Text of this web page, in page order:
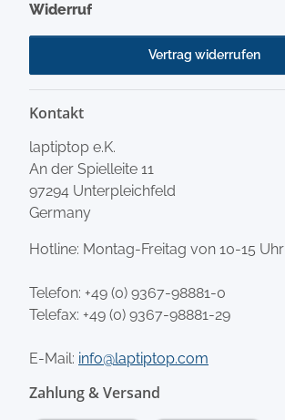
Widerruf
Vertrag widerrufen
Kontakt
laptiptop e.K.
An der Spielleite 11
97294 Unterpleichfeld
Germany
Hotline: Montag-Freitag von 10-15 Uhr
Telefon: +49 (0) 9367-98881-0
Telefax: +49 (0) 9367-98881-29
E-Mail: info@laptiptop.com
Zahlung & Versand